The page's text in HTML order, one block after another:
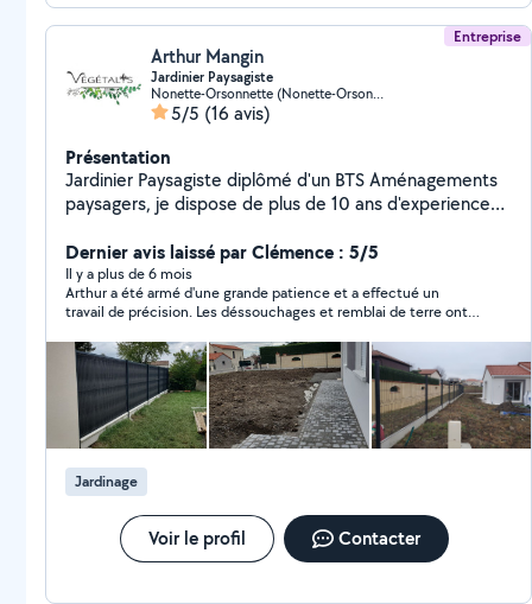
Entreprise
Arthur Mangin
Jardinier Paysagiste
Nonette-Orsonnette (Nonette-Orsonnette)
5/5 (16 avis)
Présentation
Jardinier Paysagiste diplômé d'un BTS Aménagements
paysagers, je dispose de plus de 10 ans d'experience
maison grâce à des aménagements paysager de votre
jardin. Je réalise également tout type d'entretien et
dispose de l'agrément du service à la personne qui
vous permet une déduction fiscale pour les travaux
d'entretien uniquement. Je réalise tout type de travaux
d'aménagements paysagers (Dallage, pavage, clôture,
plantation, gazon de plaquage...) et d'entretien (tonte,
débroussaillage, taille de haies...) Je dispose de
l'agrément de service à la personne qui vous permet
une déduction fiscale de 50% du montant des travaux
Dernier avis laissé par Clémence : 5/5
Il y a plus de 6 mois
Arthur a été armé d'une grande patience et a effectué un
travail de précision. Les déssouchages et remblai de terre ont
son arrivée.
Jardinage
Voir le profil Contacter